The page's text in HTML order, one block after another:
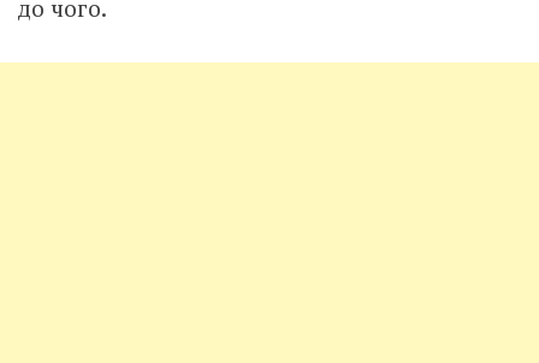
до чого.